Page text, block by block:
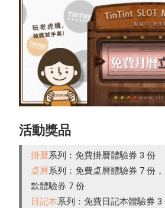
活動獎品
掛曆系列：免費掛曆體驗券 3 份
桌曆系列：免費桌曆體驗券 7 份
款體驗券 7 份
日記本系列：免費日記本體驗券 3